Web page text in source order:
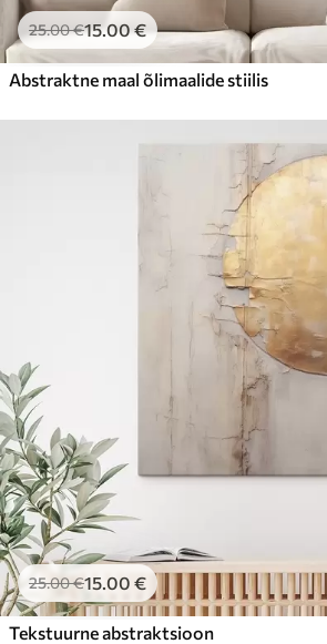
25.00€15.00€
Abstraktne maal õlimaalide stiilis
25.00€15.00 €
Tekstuurne abstraktsioon